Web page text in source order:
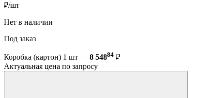
₽/шт
Нет в наличии
Под заказ
Коробка (картон) 1 шт — 8 54884 ₽
Актуальная цена по запросу